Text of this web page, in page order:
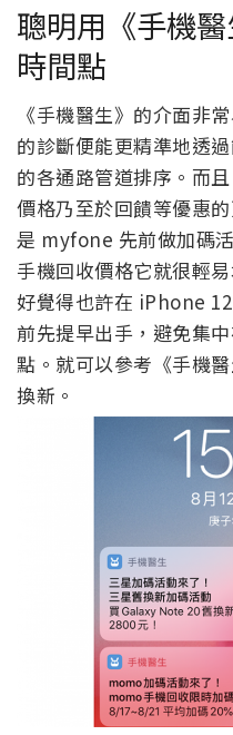
聰明用《手機
時間點
《手機醫生》的介面非
的診斷便能更精準地透
的各通路管道排序。而
價格乃至於回饋等優惠
是 myfone 先前做加碼
手機回收價格它就很輕
好覺得也許在 iPhone
前先提早出手，避免集
點。就可以參考《手機
換新。